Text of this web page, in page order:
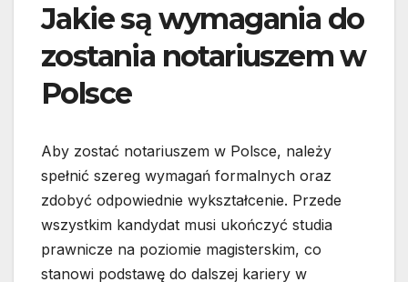
Jakie są wymagania do
zostania notariuszem w
Polsce
Aby zostać notariuszem w Polsce, należy
spełnić szereg wymagań formalnych oraz
zdobyć odpowiednie wykształcenie. Przede
wszystkim kandydat musi ukończyć studia
prawnicze na poziomie magisterskim, co
stanowi podstawę do dalszej kariery w